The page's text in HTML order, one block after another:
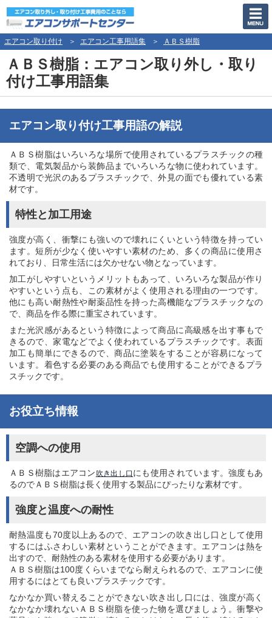
エアコン取り付け エアコン工事用語集 ＡＢＳ樹脂
ＡＢＳ樹脂：エアコン取り外し・取り
付け工事用語集
エアコン取り付け工事用語の解説
ＡＢＳ樹脂はいろいろな場所で使用されているプラスチックの種
類で、電気製品から装飾品までいろいろな物に使われています。
不透明で光沢のあるプラスチックで、外見の面でも優れている素
材です。
特性と加工用途
強度が高く、衝撃にも強いので壊れにくいという特徴を持ってい
ます。短所が少なく使いやすい素材のため、多くの商品に使用さ
れており、日常生活には欠かせない物となっています。
加工がしやすいというメリットもあって、いろいろな製品が作り
やすいという点も、この素材がよく使用される理由の一つです。
他にも高い耐熱性や耐薬品性を持った高機能なプラスチックなの
で、商品を作る際に重宝されています。
また光沢感があるという特徴によって商品に高級感を出す事もで
きるので、家電などでよく使われているプラスチックです。表面
加工も簡単にできるので、商品に塗装をすることが容易になって
います。着色する必要のある商品でも使用することができるプラ
スチックです。
お役立ち情報
空調への使用
ＡＢＳ樹脂はエアコン 吹き出し口 にも使用されています。強度もあ
るのでＡＢＳ樹脂は長く使用する製品にぴったりな素材です。
強度と温度への耐性
耐熱温度も70度以上あるので、エアコンの吹き出し口として使用
するにはふさわしい素材ということができます。エアコンは熱を
出すので、耐熱性のある素材を使用する必要があります。
ＡＢＳ樹脂は100度くらいまでなら耐えられるので、エアコンに使
用するにはとても良いプラスチックです。
なかなか買い替えることができない吹き出し口には、強度が高く
なかなか壊れないＡＢＳ樹脂を使った物を選びましょう。衝撃や